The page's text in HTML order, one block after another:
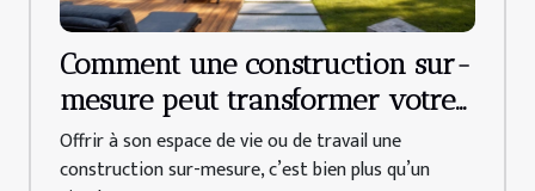
Comment une construction sur-
mesure peut transformer votre
quotidien ?
Offrir à son espace de vie ou de travail une
construction sur-mesure, c’est bien plus qu’un